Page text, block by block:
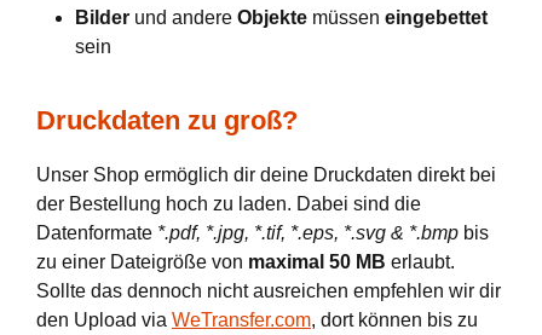
Bilder und andere Objekte müssen eingebettet
sein
Druckdaten zu groß?
Unser Shop ermöglich dir deine Druckdaten direkt bei
der Bestellung hoch zu laden. Dabei sind die
Datenformate *.pdf, *.jpg, *.tif, *.eps, *.svg & *.bmp bis
zu einer Dateigröße von maximal 50 MB erlaubt.
Sollte das dennoch nicht ausreichen empfehlen wir dir
den Upload via WeTransfer.com, dort können bis zu